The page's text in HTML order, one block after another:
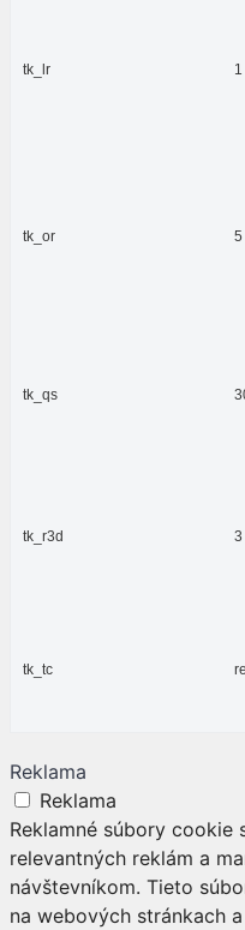
tk_lr
tk_or 5
tk_qs
tk_r3d 3
tk_tc
Reklama
Reklama
Reklamné súbory cookie
relevantných reklám a
návštevníkom. Tieto
na webových stránkach